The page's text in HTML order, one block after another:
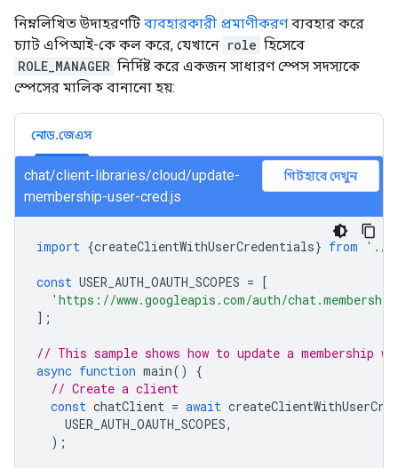
নিম্নলিখিত উদাহরণটি ব্যবহারকারী প্রমাণীকরণব্যবহার করে
চ্যাট এপিআই-কে কল করে, যেখানে role হিসেবে
ROLE_MANAGER নির্দিষ্ট করে একজন সাধারণ স্পেস সদস্যকে
স্পেসের মালিক বানানো হয়:
নোড.জেএস
chat/client-libraries/cloud/update-
membership-user-cred.js
গিটহাবে দেখুন
import {createClientWithUserCredentials} from './
const USER_AUTH_OAUTH_SCOPES = [
'https://www.googleapis.com/auth/
];
// This sample shows how to update a membership
async function main()
{
// Create a client
const chatClient = await
USER_AUTH_OAUTH_SCOPES,
);